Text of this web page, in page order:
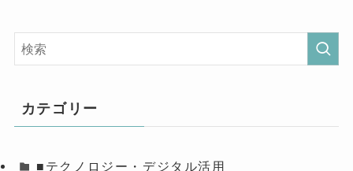
カテゴリー
■テクノロジー・デジタル活用